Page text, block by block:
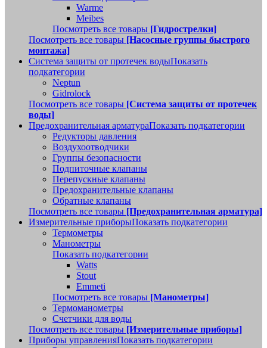
Warme
Meibes
Посмотреть все товары [Гидрострелки]
Посмотреть все товары [Насосные группы быстрого
монтажа]
Система защиты от протечек водыПоказать
подкатегории
Neptun
Gidrolock
Посмотреть все товары [Система защиты от протечек
воды]
Предохранительная арматураПоказать подкатегории
Редукторы давления
Воздухоотводчики
Группы безопасности
Подпиточные клапаны
Перепускные клапаны
Предохранительные клапаны
Обратные клапаны
Посмотреть все товары [Предохранительная арматура]
Измерительные приборыПоказать подкатегории
Термометры
Манометры
Показать подкатегории
Watts
Stout
Emmeti
Посмотреть все товары [Манометры]
Термоманометры
Счетчики для воды
Посмотреть все товары [Измерительные приборы]
Приборы управленияПоказать подкатегории